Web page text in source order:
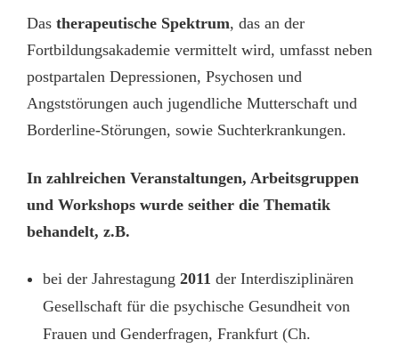
Das therapeutische Spektrum, das an der
Fortbildungsakademie vermittelt wird, umfasst neben
postpartalen Depressionen, Psychosen und
Angststörungen auch jugendliche Mutterschaft und
Borderline-Störungen, sowie Suchterkrankungen.
In zahlreichen Veranstaltungen, Arbeitsgruppen
und Workshops wurde seither die Thematik
behandelt, z.B.
bei der Jahrestagung 2011 der Interdisziplinären
Gesellschaft für die psychische Gesundheit von
Frauen und Genderfragen, Frankfurt (Ch.